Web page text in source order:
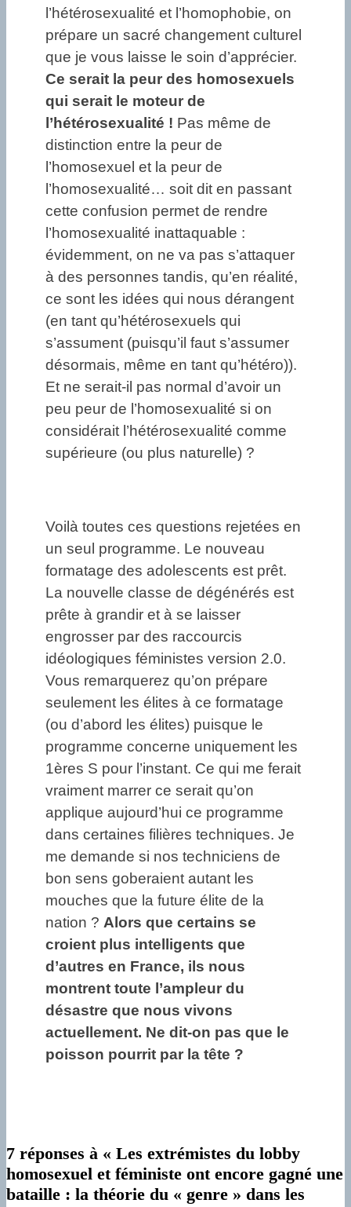
l’hétérosexualité et l’homophobie, on
prépare un sacré changement culturel
que je vous laisse le soin d’apprécier.
Ce serait la peur des homosexuels
qui serait le moteur de
l’hétérosexualité ! Pas même de
distinction entre la peur de
l’homosexuel et la peur de
l’homosexualité… soit dit en passant
cette confusion permet de rendre
l’homosexualité inattaquable :
évidemment, on ne va pas s’attaquer
à des personnes tandis, qu’en réalité,
ce sont les idées qui nous dérangent
(en tant qu’hétérosexuels qui
s’assument (puisqu’il faut s’assumer
désormais, même en tant qu’hétéro)).
Et ne serait-il pas normal d’avoir un
peu peur de l’homosexualité si on
considérait l’hétérosexualité comme
supérieure (ou plus naturelle) ?
Voilà toutes ces questions rejetées en
un seul programme. Le nouveau
formatage des adolescents est prêt.
La nouvelle classe de dégénérés est
prête à grandir et à se laisser
engrosser par des raccourcis
idéologiques féministes version 2.0.
Vous remarquerez qu’on prépare
seulement les élites à ce formatage
(ou d’abord les élites) puisque le
programme concerne uniquement les
1ères S pour l’instant. Ce qui me ferait
vraiment marrer ce serait qu’on
applique aujourd’hui ce programme
dans certaines filières techniques. Je
me demande si nos techniciens de
bon sens goberaient autant les
mouches que la future élite de la
nation ? Alors que certains se
croient plus intelligents que
d’autres en France, ils nous
montrent toute l’ampleur du
désastre que nous vivons
actuellement. Ne dit-on pas que le
poisson pourrit par la tête ?
7 réponses à « Les extrémistes du lobby
homosexuel et féministe ont encore gagné une
bataille : la théorie du « genre » dans les